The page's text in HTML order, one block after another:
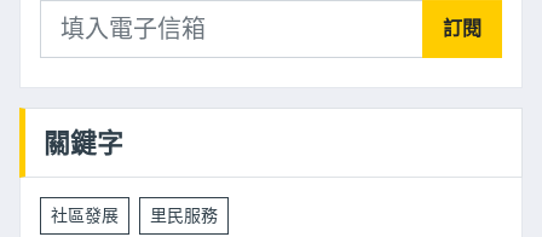
訂閱
關鍵字
社區發展 里民服務